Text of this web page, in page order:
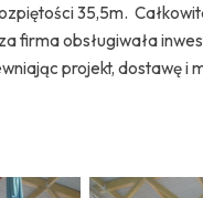
35,5m.
firma obsługiwała
projekt, dostawę i